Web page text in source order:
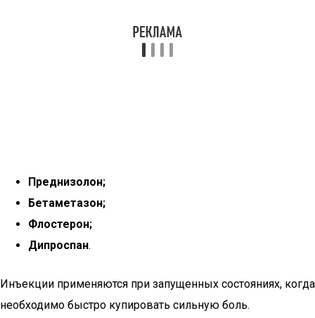
Преднизолон;
Бетаметазон;
Флостерон;
Дипроспан.
Инъекции применяются при запущенных состояниях, когда
необходимо быстро купировать сильную боль.